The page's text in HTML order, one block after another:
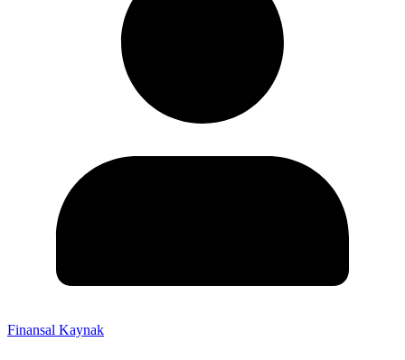
Finansal Kaynak